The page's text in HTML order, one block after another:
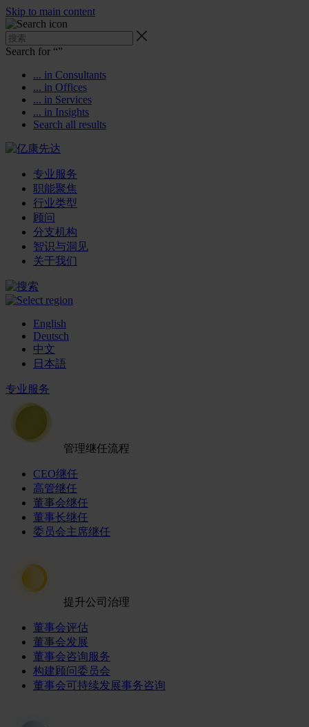
Skip to main content
Search for “”
... in Consultants
... in Offices
... in Services
... in Insights
Search all results
专业服务
职能聚焦
行业类型
顾问
分支机构
智识与洞见
关于我们
English
Deutsch
中文
日本語
专业服务
管理继任流程
CEO继任
高管继任
董事会继任
董事长继任
委员会主席继任
提升公司治理
董事会评估
董事会发展
董事会咨询服务
构建顾问委员会
董事会可持续发展事务咨询